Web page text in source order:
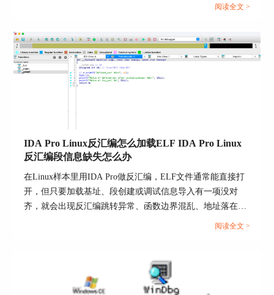
阅读全文 >
IDA Pro Linux反汇编怎么加载ELF IDA Pro Linux
反汇编段信息缺失怎么办
在Linux样本里用IDA Pro做反汇编，ELF文件通常能直接打
开，但只要加载基址、段创建或调试信息导入有一项没对
齐，就会出现反汇编跳转异常、函数边界混乱、地址落在未
定义区域等现象。要把问题一次解决，建议把动作拆成两条
阅读全文 >